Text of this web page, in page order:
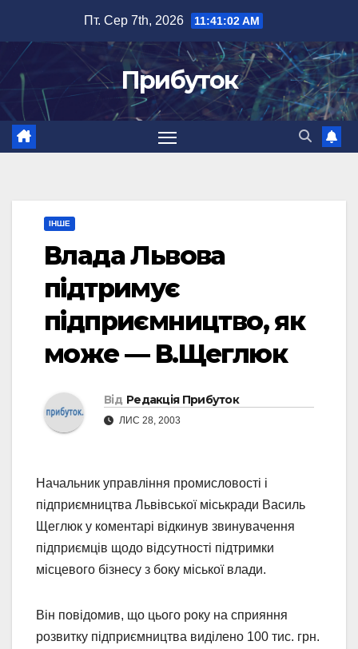
вмісту
Пт. Сер 7th, 2026 11:41:02 AM
Прибуток
ІНШЕ
Влада Львова
підтримує
підприємництво, як
може — В.Щеглюк
Від Редакція Прибуток
ЛИС 28, 2003
Начальник управління промисловості і
підприємництва Львівської міськради Василь
Щеглюк у коментарі відкинув звинувачення
підприємців щодо відсутності підтримки
місцевого бізнесу з боку міської влади.
Він повідомив, що цього року на сприяння
розвитку підприємництва виділено 100 тис. грн.